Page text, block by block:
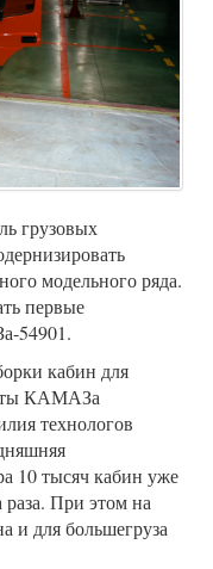
грузовых
модельного ряда.
первые
54901.
кабин для
КАМАЗа
технологов
10 тысяч кабин уже
раза. При этом на
и для большегруза